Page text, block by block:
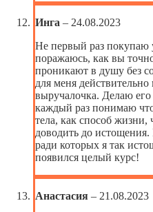
Инга – 24.08.2023
Не первый раз покупаю
поражаюсь, как вы
проникают в душу без
для меня
выручалочка. Делаю его
каждый раз понимаю
тела, как способ жизни,
доводить до
ради которых я так
появился целый курс!
Анастасия – 21.08.2023